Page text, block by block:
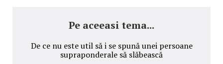
Pe aceeasi tema...
De ce nu este util să i se spună unei persoane
supraponderale să slăbească